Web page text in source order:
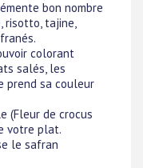
bon nombre
risotto, tajine,
colorant
salés, les
prend sa couleur
(Fleur de crocus
votre plat.
le safran